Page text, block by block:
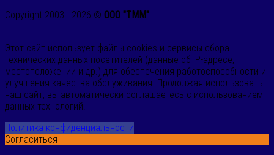
Copyright 2003 - 2026 © ООО "ТММ"
Этот сайт использует файлы cookies и сервисы сбора
технических данных посетителей (данные об IP-адресе,
местоположении и др.) для обеспечения работоспособности и
улучшения качества обслуживания. Продолжая использовать
наш сайт, вы автоматически соглашаетесь с использованием
данных технологий.
Политика конфиденциальности
Согласиться